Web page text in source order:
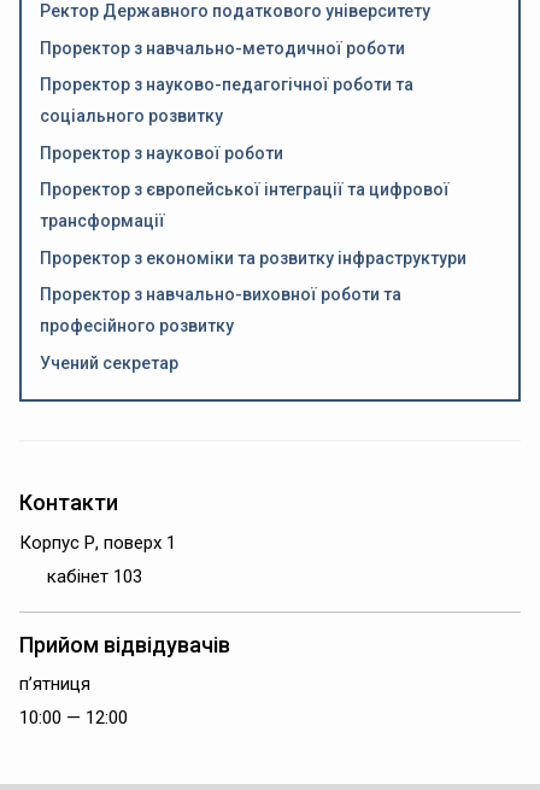
Ректор Державного податкового університету
Проректор з навчально-методичної роботи
Проректор з науково-педагогічної роботи та
соціального розвитку
Проректор з наукової роботи
Проректор з європейської інтеграції та цифрової
трансформації
Проректор з економіки та розвитку інфраструктури
Проректор з навчально-виховної роботи та
професійного розвитку
Учений секретар
Контакти
Корпус Р, поверх 1
кабінет 103
Прийом відвідувачів
п’ятниця
10:00 — 12:00